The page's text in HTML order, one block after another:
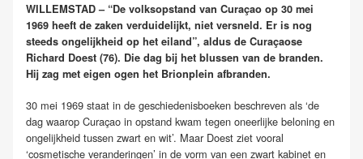
WILLEMSTAD – “De volksopstand van Curaçao op 30 mei
1969 heeft de zaken verduidelijkt, niet versneld. Er is nog
steeds ongelijkheid op het eiland”, aldus de Curaçaose
Richard Doest (76). Die dag bij het blussen van de branden.
Hij zag met eigen ogen het Brionplein afbranden.
30 mei 1969 staat in de geschiedenisboeken beschreven als ‘de
dag waarop Curaçao in opstand kwam tegen oneerlijke beloning en
ongelijkheid tussen zwart en wit’. Maar Doest ziet vooral
‘cosmetische veranderingen’ in de vorm van een zwart kabinet en